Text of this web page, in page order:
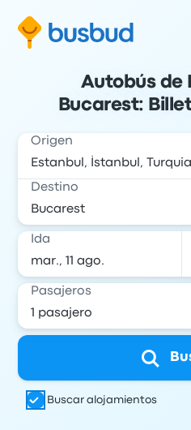
Autobús de
Bucarest:
Origen
Destino
Ida
Pasajeros
Buscar alojamientos